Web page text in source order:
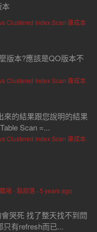
Clustered Index Scan 誰成本
版本?應該是QO版本不
Clustered Index Scan 誰成本
來的結果跟您說明的結果
Scan =...
Clustered Index Scan 誰成本
場 - 點部落· 5 years ago
哭死 找了整天找不到問
有refresh而已...